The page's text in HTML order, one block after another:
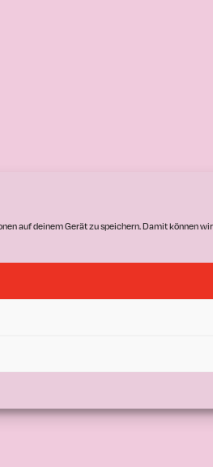
auf deinem Gerät zu speichern. Damit können